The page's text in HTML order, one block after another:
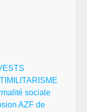
sociale
AZF de